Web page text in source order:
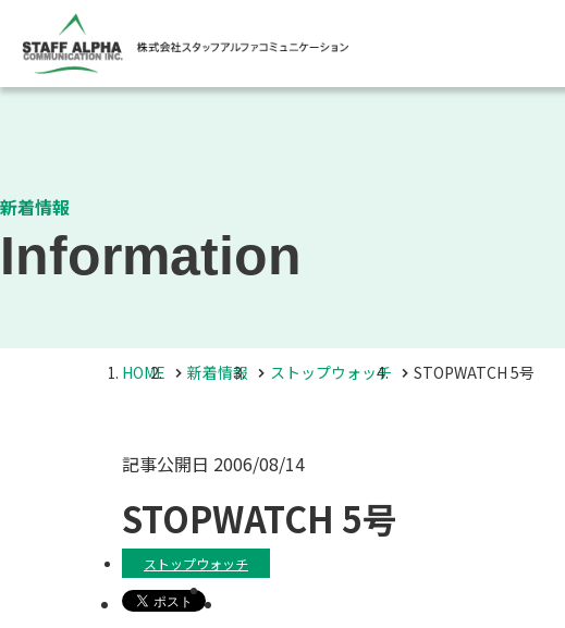
新着情報
Information
HOME 新着情報 ストップウォッチ STOPWATCH 5号
記事公開日 2006/08/14
STOPWATCH 5号
ストップウォッチ